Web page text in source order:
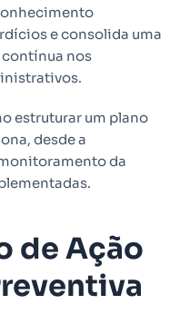
e consolida uma
nos
estruturar um plano
desde a
da
de Ação